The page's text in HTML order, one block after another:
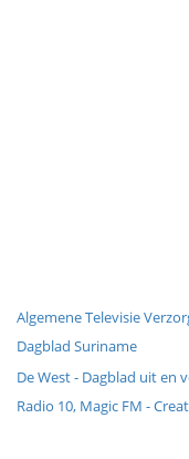
Algemene Televisie
Dagblad Suriname
De West - Dagblad uit en
Radio 10, Magic FM -